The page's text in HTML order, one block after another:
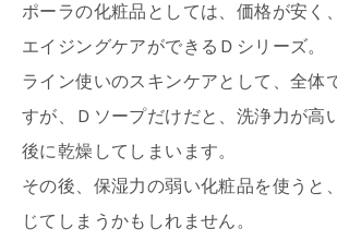
ポーラの化粧品としては、価格が安く
エイジングケアができるＤシリーズ。
ライン使いのスキンケアとして、全体
すが、Ｄソープだけだと、洗浄力が高
後に乾燥してしまいます。
その後、保湿力の弱い化粧品を使うと
じてしまうかもしれません。